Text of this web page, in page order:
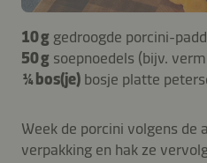
10 g gedroogde porcini-
50 g soepnoedels (bijv.
¼ bos(je) bosje platte
Week de porcini volgens de
verpakking en hak ze